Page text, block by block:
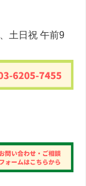
土日祝 午前9